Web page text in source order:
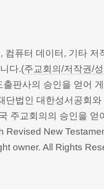
컴퓨터 데이터, 기타
다.(주교회의/저작권/
판사의 승인을 얻어
단법인 대한성서공회
주교회의의 승인을 얻
Revised New
owner. All Rights